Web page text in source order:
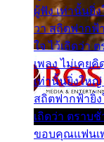
ผู้ฟัง เท่านั้นยิ่
วา สถิตฟากฟ้
ใจ ไว้เถิดว่า
เพลง ไม่เคย
เท่านั้นยิ่งใหญ่
สถิตฟากฟ้ายิ่
เถิดว่า ตราบ
ขอบคุณแฟนเพ